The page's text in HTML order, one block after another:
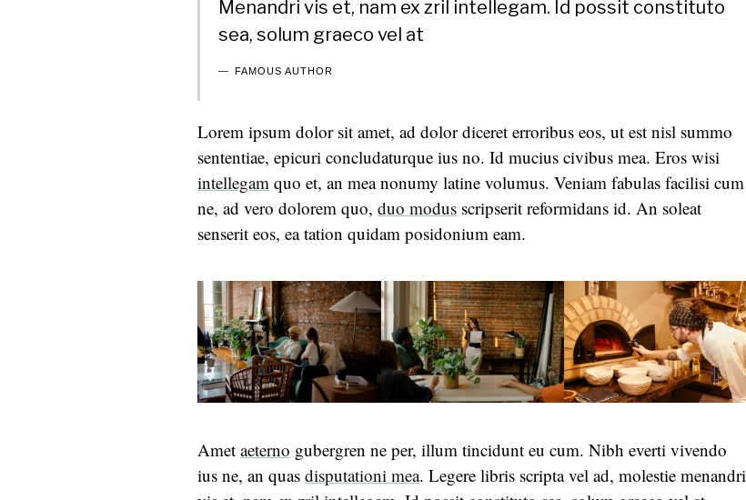
Menandri vis et, nam ex zril intellegam. Id possit constituto
sea, solum graeco vel at
FAMOUS AUTHOR
Lorem ipsum dolor sit amet, ad dolor diceret erroribus eos, ut est nisl summo
sententiae, epicuri concludaturque ius no. Id mucius civibus mea. Eros wisi
intellegam quo et, an mea nonumy latine volumus. Veniam fabulas facilisi cum
ne, ad vero dolorem quo, duo modus scripserit reformidans id. An soleat
senserit eos, ea tation quidam posidonium eam.
Amet aeterno gubergren ne per, illum tincidunt eu cum. Nibh everti vivendo
ius ne, an quas disputationi mea. Legere libris scripta vel ad, molestie menandri